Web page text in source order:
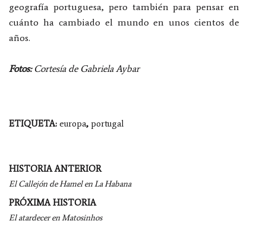
geografía portuguesa, pero también para pensar en
cuánto ha cambiado el mundo en unos cientos de
años.
Fotos:Cortesía de Gabriela Aybar
ETIQUETA: europa, portugal
Navegación
por
entradas
HISTORIA ANTERIOR
El Callejón de Hamel en La Habana
PRÓXIMA HISTORIA
El atardecer en Matosinhos